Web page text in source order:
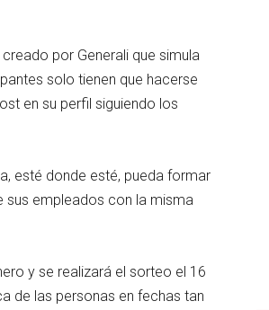
por Generali que simula
solo tienen que hacerse
en su perfil siguiendo los
esté donde esté, pueda formar
sus empleados con la misma
y se realizará el sorteo el 16
de las personas en fechas tan